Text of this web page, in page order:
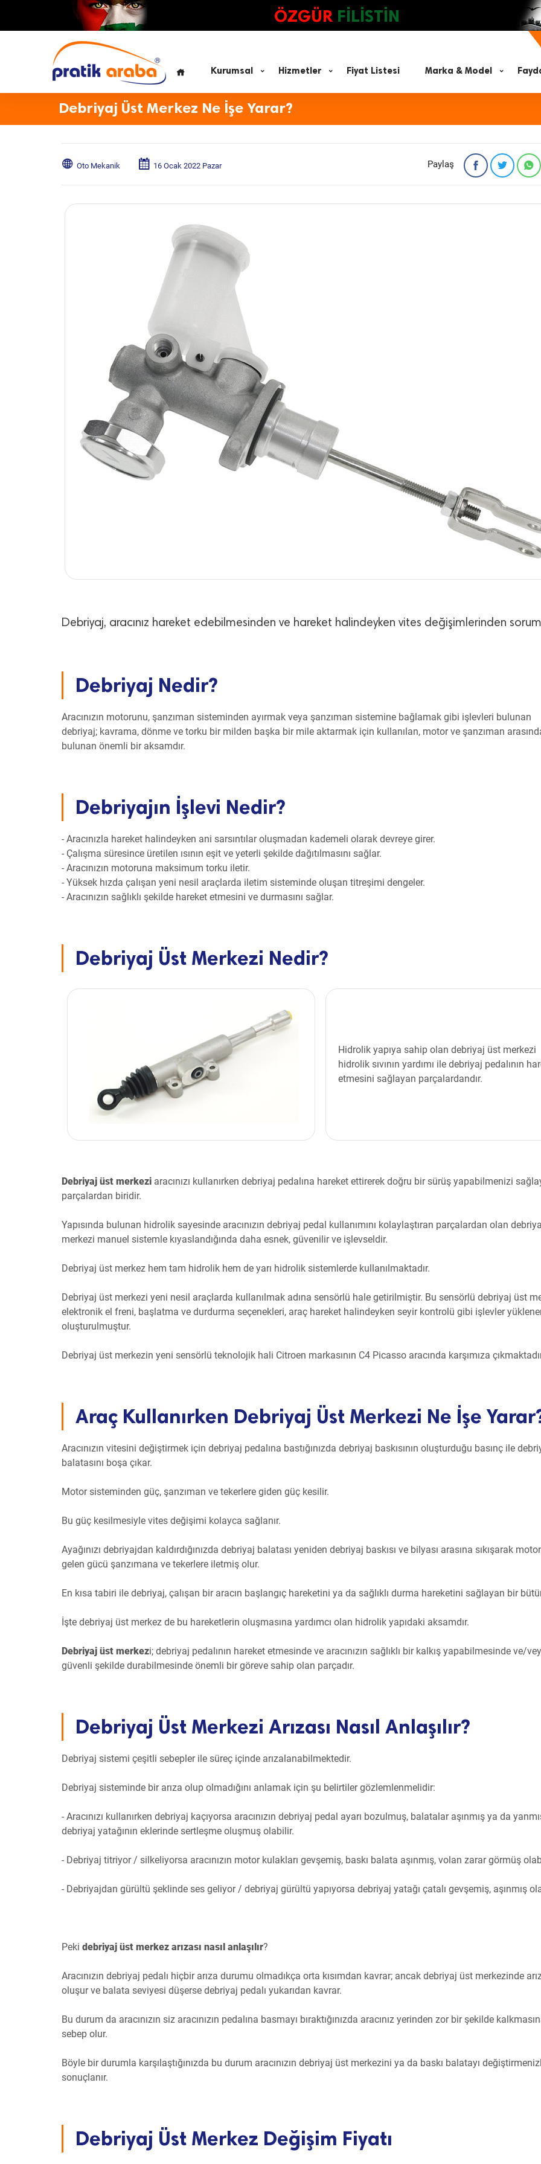
ÖZGÜR FİLİSTİN
Kurumsal Hizmetler Fiyat Listesi Marka & Model
Debriyaj Üst Merkez Ne İşe Yarar?
Paylaş
Oto Mekanik 16 Ocak 2022 Pazar
Debriyaj, aracınız hareket edebilmesinden ve hareket halindeyken vites değişimlerinden
Debriyaj Nedir?
Aracınızın motorunu, şanzıman sisteminden ayırmak veya şanzıman sistemine bağlamak gibi işlevleri bulunan
debriyaj; kavrama, dönme ve torku bir milden başka bir mile aktarmak için kullanılan, motor ve şanzıman
bulunan önemli bir aksamdır.
Debriyajın İşlevi Nedir?
- Aracınızla hareket halindeyken ani sarsıntılar oluşmadan kademeli olarak devreye girer.
- Çalışma süresince üretilen ısının eşit ve yeterli şekilde dağıtılmasını sağlar.
- Aracınızın motoruna maksimum torku iletir.
- Yüksek hızda çalışan yeni nesil araçlarda iletim sisteminde oluşan titreşimi dengeler.
- Aracınızın sağlıklı şekilde hareket etmesini ve durmasını sağlar.
Debriyaj Üst Merkezi Nedir?
Hidrolik yapıya sahip olan debriyaj üst merkezi
hidrolik sıvının yardımı ile debriyaj pedalının
etmesini sağlayan parçalardandır.
Debriyaj üst merkezi aracınızı kullanırken debriyaj pedalına hareket ettirerek doğru bir sürüş yapabilmenizi
parçalardan biridir.
Yapısında bulunan hidrolik sayesinde aracınızın debriyaj pedal kullanımını kolaylaştıran parçalardan olan
merkezi manuel sistemle kıyaslandığında daha esnek, güvenilir ve işlevseldir.
Debriyaj üst merkez hem tam hidrolik hem de yarı hidrolik sistemlerde kullanılmaktadır.
Debriyaj üst merkezi yeni nesil araçlarda kullanılmak adına sensörlü hale getirilmiştir. Bu sensörlü debriyaj üst
elektronik el freni, başlatma ve durdurma seçenekleri, araç hareket halindeyken seyir kontrolü gibi işlevler
oluşturulmuştur.
Debriyaj üst merkezin yeni sensörlü teknolojik hali Citroen markasının C4 Picasso aracında karşımıza
Araç Kullanırken Debriyaj Üst Merkezi Ne İşe
Aracınızın vitesini değiştirmek için debriyaj pedalına bastığınızda debriyaj baskısının oluşturduğu basınç ile
balatasını boşa çıkar.
Motor sisteminden güç, şanzıman ve tekerlere giden güç kesilir.
Bu güç kesilmesiyle vites değişimi kolayca sağlanır.
Ayağınızı debriyajdan kaldırdığınızda debriyaj balatası yeniden debriyaj baskısı ve bilyası arasına sıkışarak
gelen gücü şanzımana ve tekerlere iletmiş olur.
En kısa tabiri ile debriyaj, çalışan bir aracın başlangıç hareketini ya da sağlıklı durma hareketini sağlayan bir
İşte debriyaj üst merkez de bu hareketlerin oluşmasına yardımcı olan hidrolik yapıdaki aksamdır.
Debriyaj üst merkezi; debriyaj pedalının hareket etmesinde ve aracınızın sağlıklı bir kalkış yapabilmesinde ve/
güvenli şekilde durabilmesinde önemli bir göreve sahip olan parçadır.
Debriyaj Üst Merkezi Arızası Nasıl Anlaşılır?
Debriyaj sistemi çeşitli sebepler ile süreç içinde arızalanabilmektedir.
Debriyaj sisteminde bir arıza olup olmadığını anlamak için şu belirtiler gözlemlenmelidir:
- Aracınızı kullanırken debriyaj kaçıyorsa aracınızın debriyaj pedal ayarı bozulmuş, balatalar aşınmış ya da
debriyaj yatağının eklerinde sertleşme oluşmuş olabilir.
- Debriyaj titriyor / silkeliyorsa aracınızın motor kulakları gevşemiş, baskı balata aşınmış, volan zarar görmüş
- Debriyajdan gürültü şeklinde ses geliyor / debriyaj gürültü yapıyorsa debriyaj yatağı çatalı gevşemiş, aşınmış
Peki debriyaj üst merkez arızası nasıl anlaşılır?
Aracınızın debriyaj pedalı hiçbir arıza durumu olmadıkça orta kısımdan kavrar; ancak debriyaj üst merkezinde
oluşur ve balata seviyesi düşerse debriyaj pedalı yukarıdan kavrar.
Bu durum da aracınızın siz aracınızın pedalına basmayı bıraktığınızda aracınız yerinden zor bir şekilde
sebep olur.
Böyle bir durumla karşılaştığınızda bu durum aracınızın debriyaj üst merkezini ya da baskı balatayı
sonuçlanır.
Debriyaj Üst Merkez Değişim Fiyatı